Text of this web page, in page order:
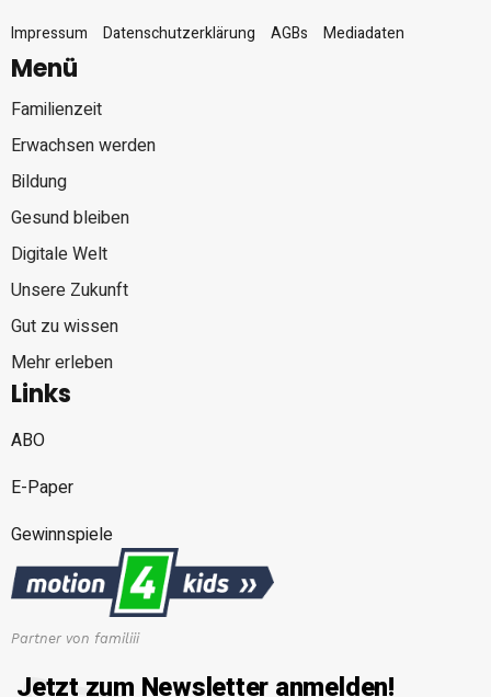
Impressum
Datenschutzerklärung AGBs Mediadaten
Menü
Familienzeit
Erwachsen werden
Bildung
Gesund bleiben
Digitale Welt
Unsere Zukunft
Gut zu wissen
Mehr erleben
Links
ABO
E-Paper
Gewinnspiele
Partner von familiii
Jetzt zum Newsletter anmelden!